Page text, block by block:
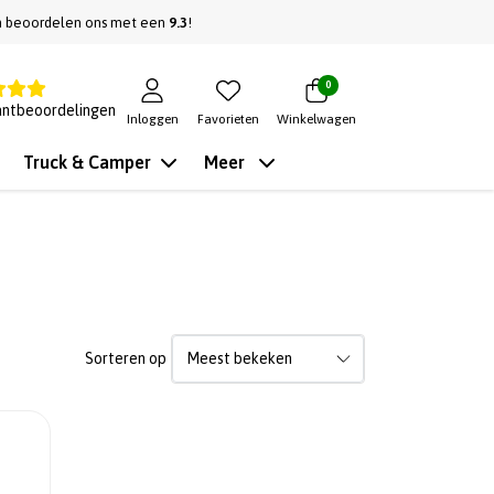
beoordelen ons met een 9.3!
Inloggen Favorieten
0
Winkelwagen
Truck & Camper Meer
Sorteren op